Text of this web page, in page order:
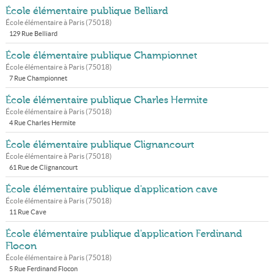
École élémentaire publique Belliard
École élémentaire à Paris(75018)
129 Rue Belliard
École élémentaire publique Championnet
École élémentaire à Paris(75018)
7 Rue Championnet
École élémentaire publique Charles Hermite
École élémentaire à Paris(75018)
4 Rue Charles Hermite
École élémentaire publique Clignancourt
École élémentaire à Paris(75018)
61 Rue de Clignancourt
École élémentaire publique d'application cave
École élémentaire à Paris(75018)
11 Rue Cave
École élémentaire publique d'application Ferdinand
Flocon
École élémentaire à Paris(75018)
5 Rue Ferdinand Flocon